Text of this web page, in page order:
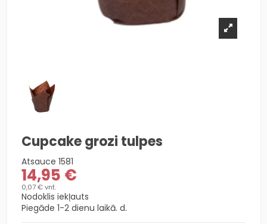
Cupcake grozi tulpes
Atsauce 1581
14,95 €
0,07 € vnt.
Nodoklis iekļauts
Piegāde 1-2 dienu laikā. d.